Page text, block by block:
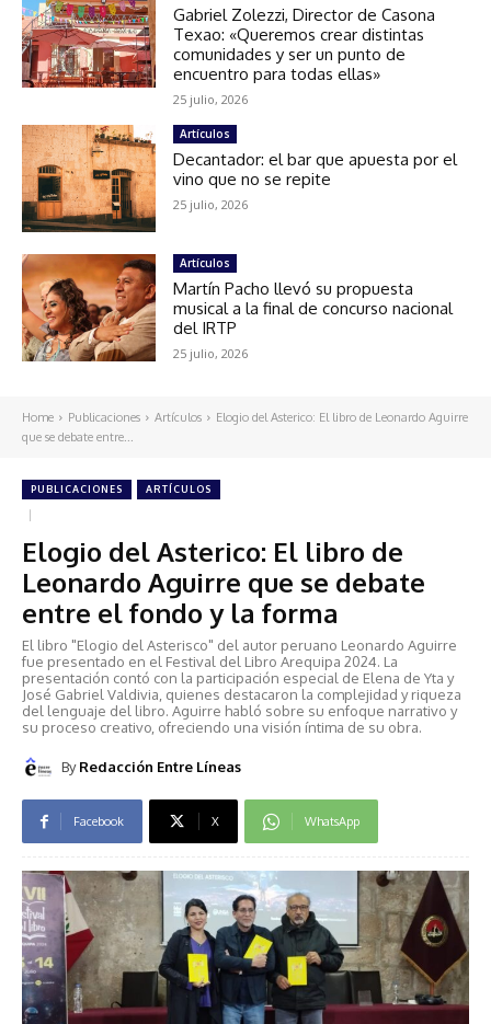
Gabriel Zolezzi, Director de Casona
Texao: «Queremos crear distintas
comunidades y ser un punto de
encuentro para todas ellas»
25 julio, 2026
Artículos
Decantador: el bar que apuesta por el
vino que no se repite
25 julio, 2026
Artículos
Martín Pacho llevó su propuesta
musical a la final de concurso nacional
del IRTP
25 julio, 2026